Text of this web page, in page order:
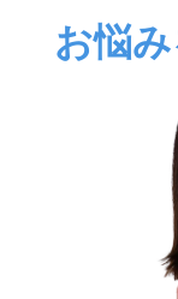
お悩